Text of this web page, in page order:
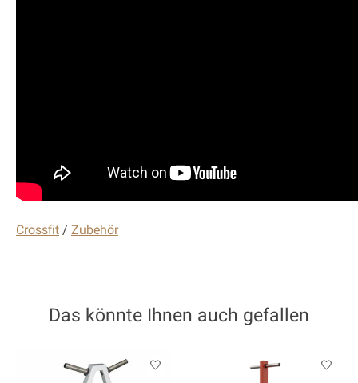
Crossfit / Zubehör
Das könnte Ihnen auch gefallen
Produkt-Karussell-Artikel